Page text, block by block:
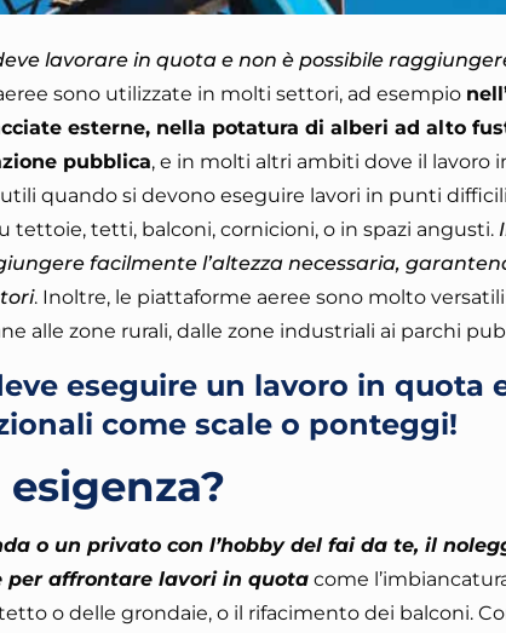
lavorare in quota e non è possibile
sono utilizzate in molti settori, ad esempio
esterne, nella potatura di alberi ad alto
pubblica, e in molti altri ambiti dove il lavoro
quando si devono eseguire lavori in punti
tettoie, tetti, balconi, cornicioni, o in spazi angusti.
facilmente l’altezza necessaria,
. Inoltre, le piattaforme aeree sono molto
alle zone rurali, dalle zone industriali ai parchi
eseguire un lavoro in quota
come scale o ponteggi!
o un privato con l’hobby del fai da te, il
per affrontare lavori in quota come
o delle grondaie, o il rifacimento dei balconi.